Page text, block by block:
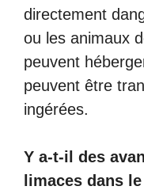
directement
ou les animaux
peuvent
peuvent être
ingérées.
Y a-t-il des
limaces dans